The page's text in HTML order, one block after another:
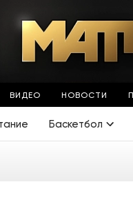
ВИДЕО НОВОСТИ
Баскетбол